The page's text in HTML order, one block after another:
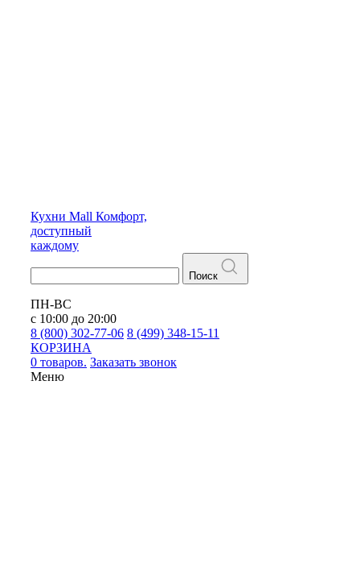
Кухни Mall Комфорт,
доступный
каждому
Поиск
ПН-ВС
с 10:00 до 20:00
8 (800) 302-77-06 8 (499) 348-15-11
КОРЗИНА
0 товаров. Заказать звонок
Меню